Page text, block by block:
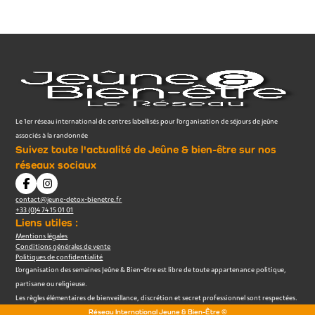
Le 1er réseau international de centres labellisés pour l’organisation de séjours de jeûne
associés à la randonnée
Suivez toute l'actualité de Jeûne & bien-être sur nos
réseaux sociaux
contact@jeune-detox-bienetre.fr
+33 (0)4 74 15 01 01
Liens utiles :
Mentions légales
Conditions générales de vente
Politiques de confidentialité
L’organisation des semaines Jeûne & Bien-être est libre de toute appartenance politique,
partisane ou religieuse.
Les règles élémentaires de bienveillance, discrétion et secret professionnel sont respectées.
Réseau International Jeune & Bien-Être ©